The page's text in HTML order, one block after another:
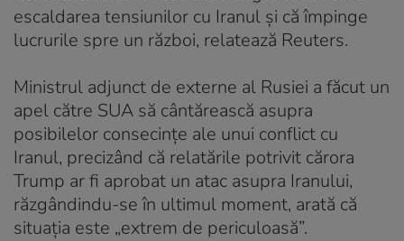
escaldarea tensiunilor cu Iranul și că împinge
lucrurile spre un război, relatează Reuters.
Ministrul adjunct de externe al Rusiei a făcut un
apel către SUA să cântărească asupra
posibilelor consecințe ale unui conflict cu
Iranul, precizând că relatările potrivit cărora
Trump ar fi aprobat un atac asupra Iranului,
răzgândindu-se în ultimul moment, arată că
situația este „extrem de periculoasă”.